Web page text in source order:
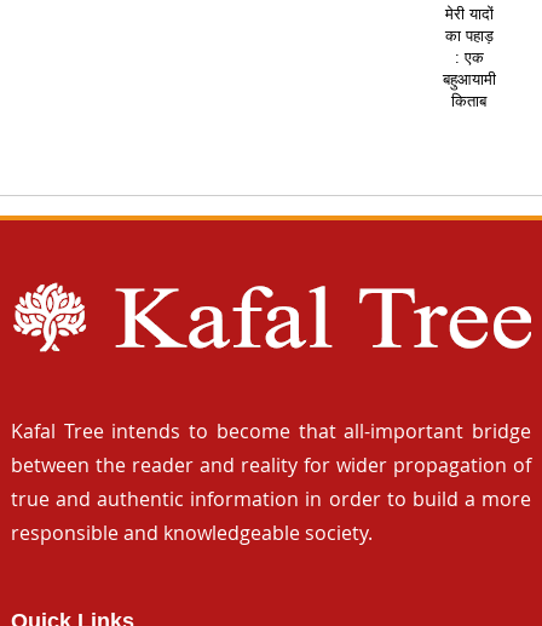
मेरी यादों
का पहाड़
: एक
बहुआयामी
किताब
Kafal Tree intends to become that all-important bridge
between the reader and reality for wider propagation of
true and authentic information in order to build a more
responsible and knowledgeable society.